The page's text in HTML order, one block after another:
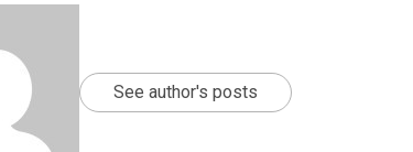
See author's posts